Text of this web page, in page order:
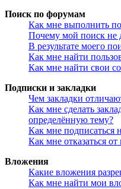
Поиск по форумам
Как мне выполнить
Почему мой поиск не
В результате моего
Как мне найти
Как мне найти свои
Подписки и закладки
Чем закладки
Как мне сделать
определённую тему?
Как мне подписаться
Как мне отказаться
Вложения
Какие вложения
Как мне найти мои